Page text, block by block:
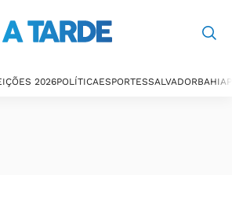
2026POLÍTICAESPORTESSALVADORBAHIA